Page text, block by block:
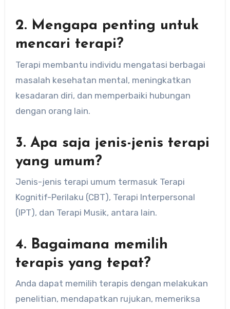
2. Mengapa penting untuk
mencari terapi?
Terapi membantu individu mengatasi berbagai
masalah kesehatan mental, meningkatkan
kesadaran diri, dan memperbaiki hubungan
dengan orang lain.
3. Apa saja jenis-jenis terapi
yang umum?
Jenis-jenis terapi umum termasuk Terapi
Kognitif-Perilaku (CBT), Terapi Interpersonal
(IPT), dan Terapi Musik, antara lain.
4. Bagaimana memilih
terapis yang tepat?
Anda dapat memilih terapis dengan melakukan
penelitian, mendapatkan rujukan, memeriksa